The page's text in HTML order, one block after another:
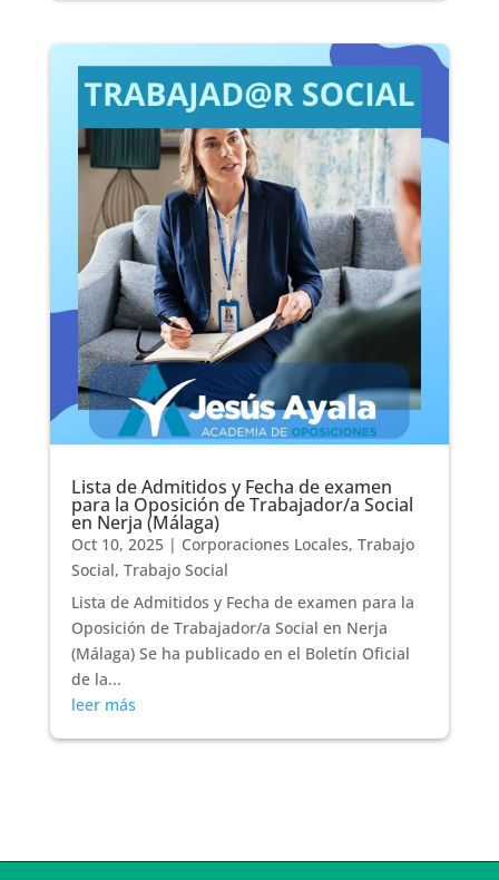
Lista de Admitidos y Fecha de examen
para la Oposición de Trabajador/a Social
en Nerja (Málaga)
Oct 10, 2025| Corporaciones Locales, Trabajo
Social, Trabajo Social
Lista de Admitidos y Fecha de examen para la
Oposición de Trabajador/a Social en Nerja
(Málaga) Se ha publicado en el Boletín Oficial
de la...
leer más